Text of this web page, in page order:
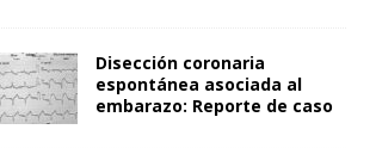
Disección coronaria
espontánea asociada al
embarazo: Reporte de caso